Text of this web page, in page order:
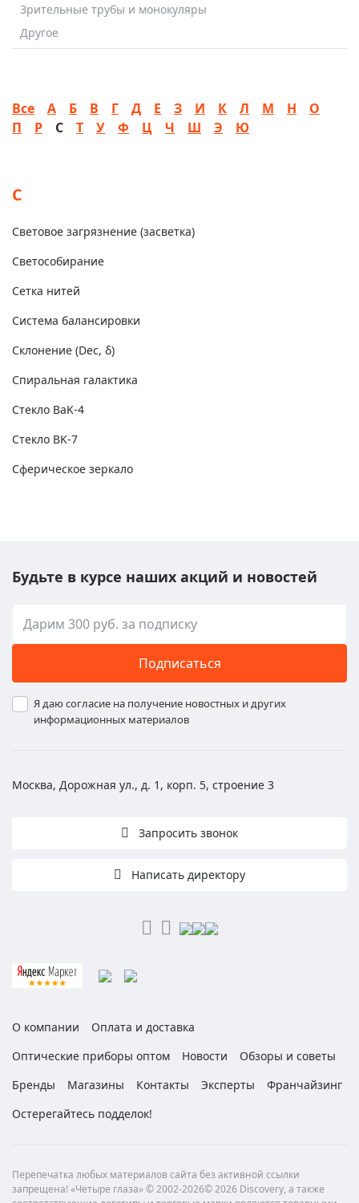
Зрительные трубы и монокуляры
Другое
Все А Б В Г Д Е З И К Л М Н
О
П
Р С Т У Ф Ц Ч Ш Э Ю
С
Световое загрязнение (засветка)
Светособирание
Сетка нитей
Система балансировки
Склонение (Dec, δ)
Спиральная галактика
Стекло BaK-4
Стекло BK-7
Сферическое зеркало
Будьте в курсе наших акций и новостей
Подписаться
Я даю согласие на получение новостных и других
информационных материалов
Москва, Дорожная ул., д. 1, корп. 5, строение 3
Запросить звонок
Написать директору
О компании
Оплата и доставка
Оптические приборы оптом
Новости
Обзоры и советы
Бренды
Магазины Контакты Эксперты
Франчайзинг
Остерегайтесь подделок!
Перепечатка любых материалов сайта без активной ссылки
запрещена! «Четыре глаза» © 2002-2026© 2026 Discovery, а также